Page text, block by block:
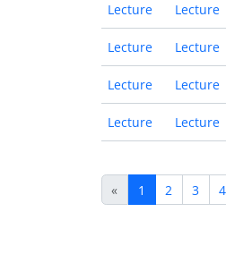
Lecture Lecture
Lecture Lecture
Lecture Lecture
Lecture Lecture
« 1 2 3 4